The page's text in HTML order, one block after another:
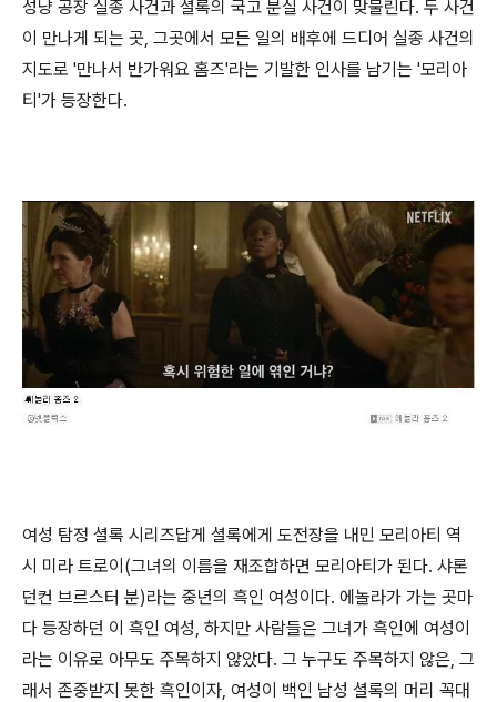
성냥 공장 실종 사건과 셜록의 국고 분실 사건이 맞물린다. 두 사건
이 만나게 되는 곳, 그곳에서 모든 일의 배후에 드디어 실종 사건의
지도로 '만나서 반가워요 홈즈'라는 기발한 인사를 남기는 '모리아
티'가 등장한다.
여성 탐정 셜록 시리즈답게 셜록에게 도전장을 내민 모리아티 역
시 미라 트로이(그녀의 이름을 재조합하면 모리아티가 된다. 샤론
던컨 브르스터 분)라는 중년의 흑인 여성이다. 에놀라가 가는 곳마
다 등장하던 이 흑인 여성, 하지만 사람들은 그녀가 흑인에 여성이
라는 이유로 아무도 주목하지 않았다. 그 누구도 주목하지 않은, 그
래서 존중받지 못한 흑인이자, 여성이 백인 남성 셜록의 머리 꼭대